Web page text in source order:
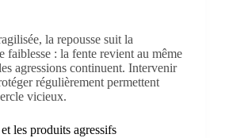
la repousse suit la
faiblesse : la fente revient au même
agressions continuent. Intervenir
régulièrement permettent
vicieux.
les produits agressifs